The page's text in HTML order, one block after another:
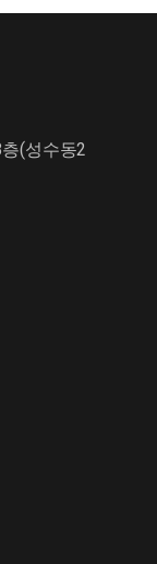
(성수동2